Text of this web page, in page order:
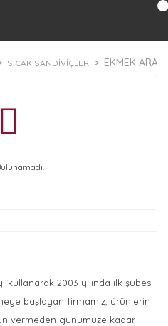
SICAK SANDİVİÇLER EKMEK
kullanarak 2003 yılında ilk şubesi
başlayan firmamız, ürünlerin
vermeden günümüze kadar